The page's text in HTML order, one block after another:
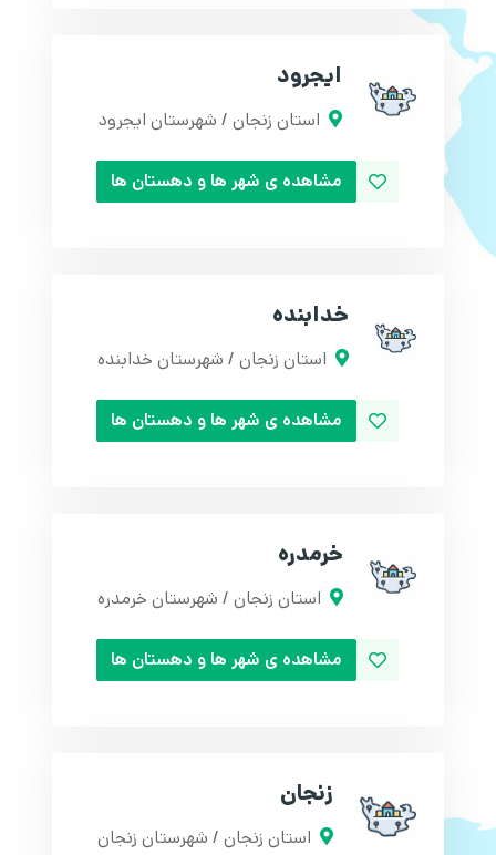
ایجرود
استان زنجان / شهرستان ایجرود
مشاهده ی شهر ها و دهستان ها
خدابنده
استان زنجان / شهرستان خدابنده
مشاهده ی شهر ها و دهستان ها
خرمدره
استان زنجان / شهرستان خرمدره
مشاهده ی شهر ها و دهستان ها
زنجان
استان زنجان / شهرستان زنجان